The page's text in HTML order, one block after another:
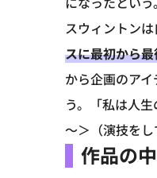
スウィントン
スに最初から
から企画のア
う。「私は人
～＞（演技を
作品の